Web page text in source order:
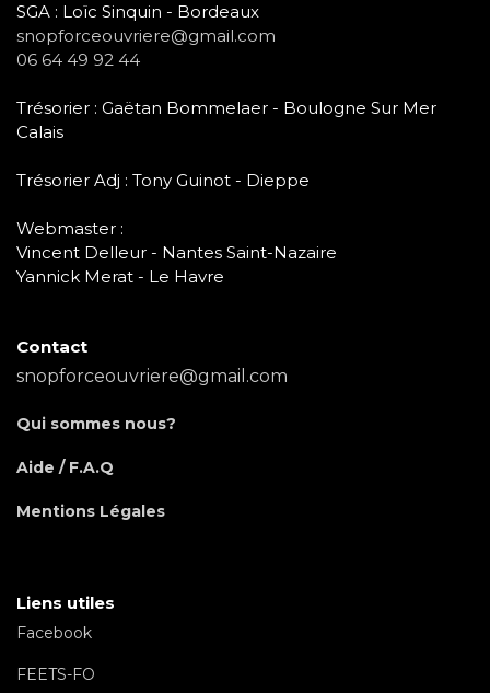
SGA : Loïc Sinquin - Bordeaux
snopforceouvriere@gmail.com
06 64 49 92 44
Trésorier : Gaëtan Bommelaer - Boulogne Sur Mer
Calais
Trésorier Adj : Tony Guinot - Dieppe
Webmaster :
Vincent Delleur - Nantes Saint-Nazaire
Yannick Merat - Le Havre
Contact
snopforceouvriere@gmail.com
Qui sommes nous?
Aide / F.A.Q
Mentions Légales
Liens utiles
Facebook
FEETS-FO